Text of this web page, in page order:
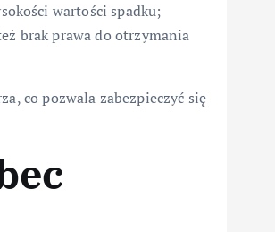
wartości spadku;
brak prawa do otrzymania
co pozwala zabezpieczyć się